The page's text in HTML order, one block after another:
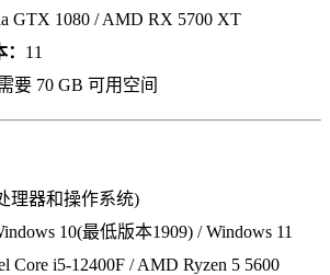
GTX 1080 / AMD RX 5700 XT
11
要 70 GB 可用空间
理器和操作系统)
10(最低版本1909) / Windows 11
Core i5-12400F / AMD Ryzen 5 5600